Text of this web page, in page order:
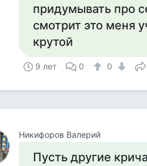
придумывать про
смотрит это меня
крутой
9 лет 0 0
Никифоров Валерий
Пусть другие